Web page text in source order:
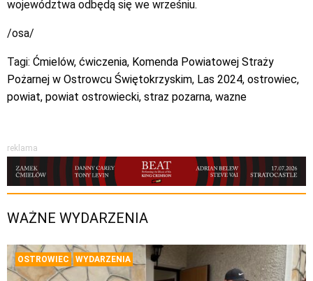
województwa odbędą się we wrześniu.
/osa/
Tagi: Ćmielów, ćwiczenia, Komenda Powiatowej Straży
Pożarnej w Ostrowcu Świętokrzyskim, Las 2024, ostrowiec,
powiat, powiat ostrowiecki, straz pozarna, wazne
reklama
WAŻNE WYDARZENIA
OSTROWIEC WYDARZENIA